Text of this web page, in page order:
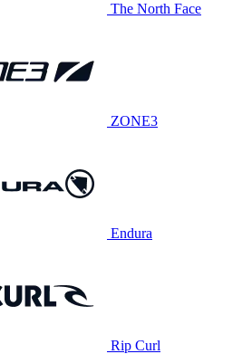
The North Face
ZONE3
Endura
Rip Curl